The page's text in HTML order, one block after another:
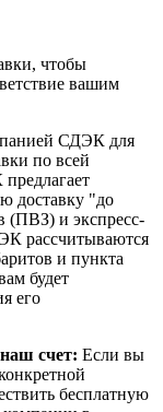
чтобы
вашим
СДЭК для
по всей
доставку "до
(ПВЗ) и экспресс-
рассчитываются
и пункта
будет
его
счет: Если вы
бесплатную